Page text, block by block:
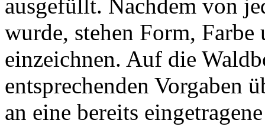
ausgefüllt. Nachdem von
wurde, stehen Form,
einzeichnen. Auf die
entsprechenden Vorgaben
an eine bereits